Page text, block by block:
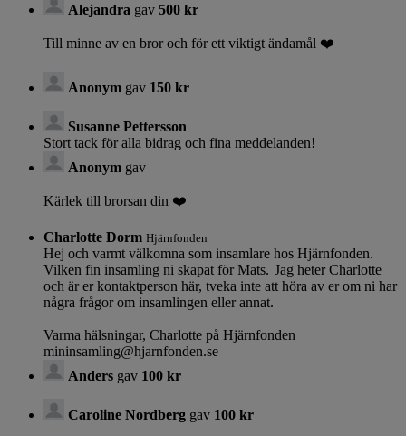
Alejandra gav 500 kr
Till minne av en bror och för ett viktigt ändamål ❤️
Anonym gav 150 kr
Susanne Pettersson
Stort tack för alla bidrag och fina meddelanden!
Anonym gav
Kärlek till brorsan din ❤️
Charlotte Dorm Hjärnfonden
Hej och varmt välkomna som insamlare hos Hjärnfonden.
Vilken fin insamling ni skapat för Mats. Jag heter Charlotte
och är er kontaktperson här, tveka inte att höra av er om ni har
några frågor om insamlingen eller annat.
Varma hälsningar, Charlotte på Hjärnfonden
mininsamling@hjarnfonden.se
Anders gav 100 kr
Caroline Nordberg gav 100 kr